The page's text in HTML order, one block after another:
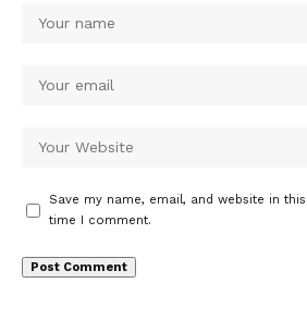
Save my name, email, and website in
time I comment.